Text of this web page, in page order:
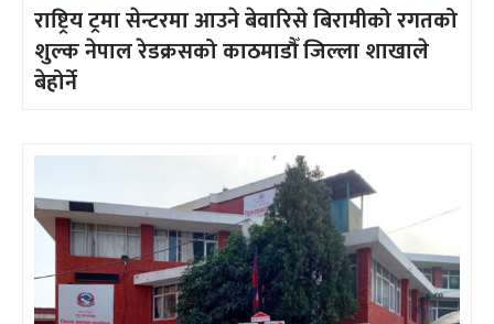
राष्ट्रिय ट्रमा सेन्टरमा आउने बेवारिसे बिरामीको रगतको
शुल्क नेपाल रेडक्रसको काठमाडौँ जिल्ला शाखाले
बेहोर्ने